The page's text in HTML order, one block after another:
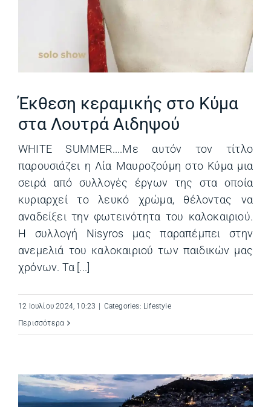
Έκθεση κεραμικής στο Κύμα
στα Λουτρά Αιδηψού
WHITE SUMMER....Με αυτόν τον τίτλο
παρουσιάζει η Λία Μαυροζούμη στο Κύμα μια
σειρά από συλλογές έργων της στα οποία
κυριαρχεί το λευκό χρώμα, θέλοντας να
αναδείξει την φωτεινότητα του καλοκαιριού.
Η συλλογή Nisyros μας παραπέμπει στην
ανεμελιά του καλοκαιριού των παιδικών μας
χρόνων. Τα [...]
12 Ιουλίου 2024, 10:23 Categories: Lifestyle
Περισσότερα